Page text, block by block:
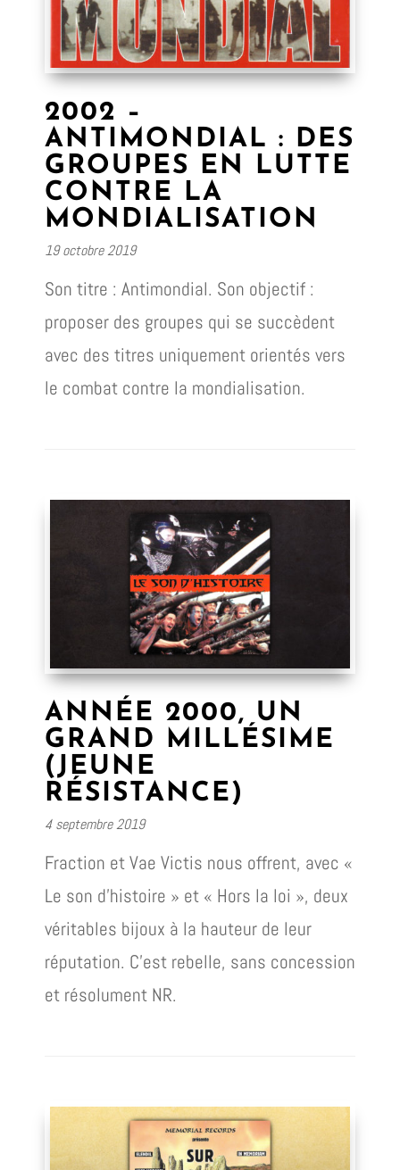
2002 –
ANTIMONDIAL : DES
GROUPES EN LUTTE
CONTRE LA
MONDIALISATION
19 octobre 2019
Son titre : Antimondial. Son objectif :
proposer des groupes qui se succèdent
avec des titres uniquement orientés vers
le combat contre la mondialisation.
ANNÉE 2000, UN
GRAND MILLÉSIME
(JEUNE
RÉSISTANCE)
4 septembre 2019
Fraction et Vae Victis nous offrent, avec «
Le son d’histoire » et « Hors la loi », deux
véritables bijoux à la hauteur de leur
réputation. C’est rebelle, sans concession
et résolument NR.